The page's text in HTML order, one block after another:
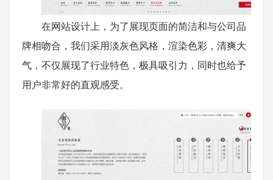
在网站设计上，为了展现页面的简洁和与公司品
牌相吻合，我们采用淡灰色风格，渲染色彩，清爽大
气，不仅展现了行业特色，极具吸引力，同时也给予
用户非常好的直观感受。